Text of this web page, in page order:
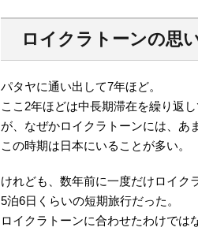
ロイクラトーンの思
パタヤに通い出して7年ほど。
ここ2年ほどは中長期滞在を繰り返し
が、なぜかロイクラトーンには、あ
この時期は日本にいることが多い。
けれども、数年前に一度だけロイク
5泊6日くらいの短期旅行だった。
ロイクラトーンに合わせたわけでは